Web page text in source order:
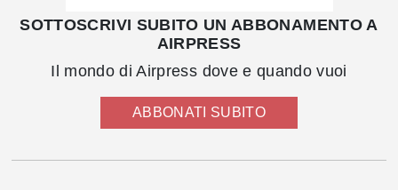
SOTTOSCRIVI SUBITO UN ABBONAMENTO A
AIRPRESS
Il mondo di Airpress dove e quando vuoi
ABBONATI SUBITO